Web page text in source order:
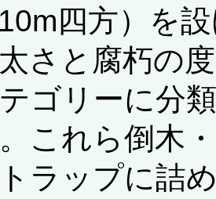
四方）を
さと腐朽の
ゴリーに分
これら倒木
ラップに詰